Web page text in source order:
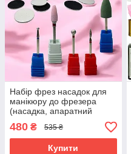
Набір фрез насадок для
манікюру до фрезера
(насадка, апаратний
манікюр, нарощування,
корекція нігтів)
480 ₴ 535 ₴
Купити